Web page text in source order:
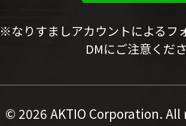
※なりすましアカウントによるフ
DMにご注意くだ
© 2026 AKTIO Corporation.